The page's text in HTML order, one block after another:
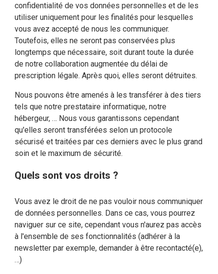
confidentialité de vos données personnelles et de les
utiliser uniquement pour les finalités pour lesquelles
vous avez accepté de nous les communiquer.
Toutefois, elles ne seront pas conservées plus
longtemps que nécessaire, soit durant toute la durée
de notre collaboration augmentée du délai de
prescription légale. Après quoi, elles seront détruites.
Nous pouvons être amenés à les transférer à des tiers
tels que notre prestataire informatique, notre
hébergeur, … Nous vous garantissons cependant
qu'elles seront transférées selon un protocole
sécurisé et traitées par ces derniers avec le plus grand
soin et le maximum de sécurité.
Quels sont vos droits ?
Vous avez le droit de ne pas vouloir nous communiquer
de données personnelles. Dans ce cas, vous pourrez
naviguer sur ce site, cependant vous n'aurez pas accès
à l'ensemble de ses fonctionnalités (adhérer à la
newsletter par exemple, demander à être recontacté(e),
…)